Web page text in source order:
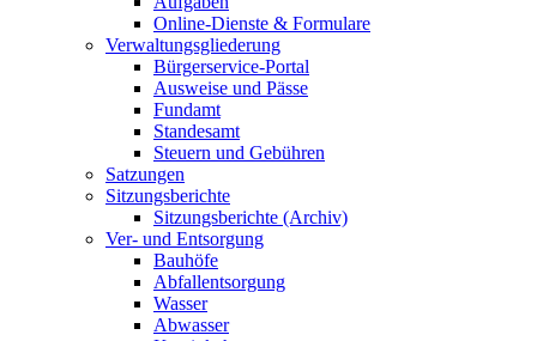
Online-Dienste & Formulare
Verwaltungsgliederung
Bürgerservice-Portal
Ausweise und Pässe
Fundamt
Standesamt
Steuern und Gebühren
Satzungen
Sitzungsberichte
Sitzungsberichte (Archiv)
Ver- und Entsorgung
Bauhöfe
Abfallentsorgung
Wasser
Abwasser